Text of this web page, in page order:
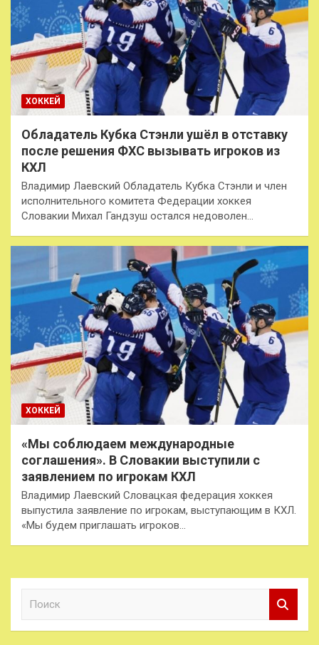
ХОККЕЙ
Обладатель Кубка Стэнли ушёл в отставку
после решения ФХС вызывать игроков из
КХЛ
Владимир Лаевский Обладатель Кубка Стэнли и член
исполнительного комитета Федерации хоккея
Словакии Михал Гандзуш остался недоволен…
ХОККЕЙ
«Мы соблюдаем международные
соглашения». В Словакии выступили с
заявлением по игрокам КХЛ
Владимир Лаевский Словацкая федерация хоккея
выпустила заявление по игрокам, выступающим в КХЛ.
«Мы будем приглашать игроков…